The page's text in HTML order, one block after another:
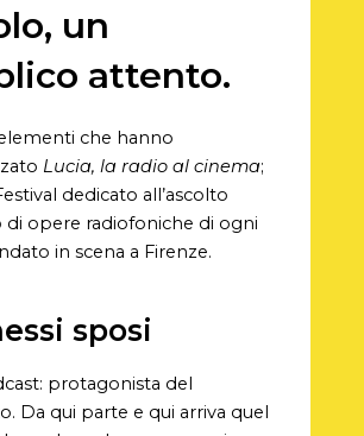
un
attento.
che hanno
Lucia, la radio al cinema;
dedicato all’ascolto
di opere radiofoniche di ogni
in scena a Firenze.
sposi
protagonista del
Da qui parte e qui arriva quel